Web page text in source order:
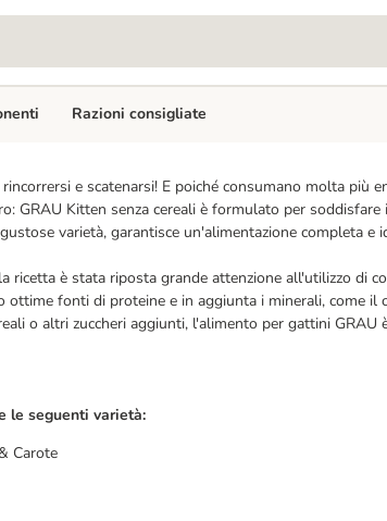
e scatenarsi! E poiché consumano molta più
GRAU Kitten senza cereali è formulato per
varietà, garantisce un'alimentazione completa e
ricetta è stata riposta grande attenzione all'utilizzo di
ottime fonti di proteine e in aggiunta i minerali, come il
o altri zuccheri aggiunti, l'alimento per gattini
le seguenti varietà:
Carote
Razioni consigliate